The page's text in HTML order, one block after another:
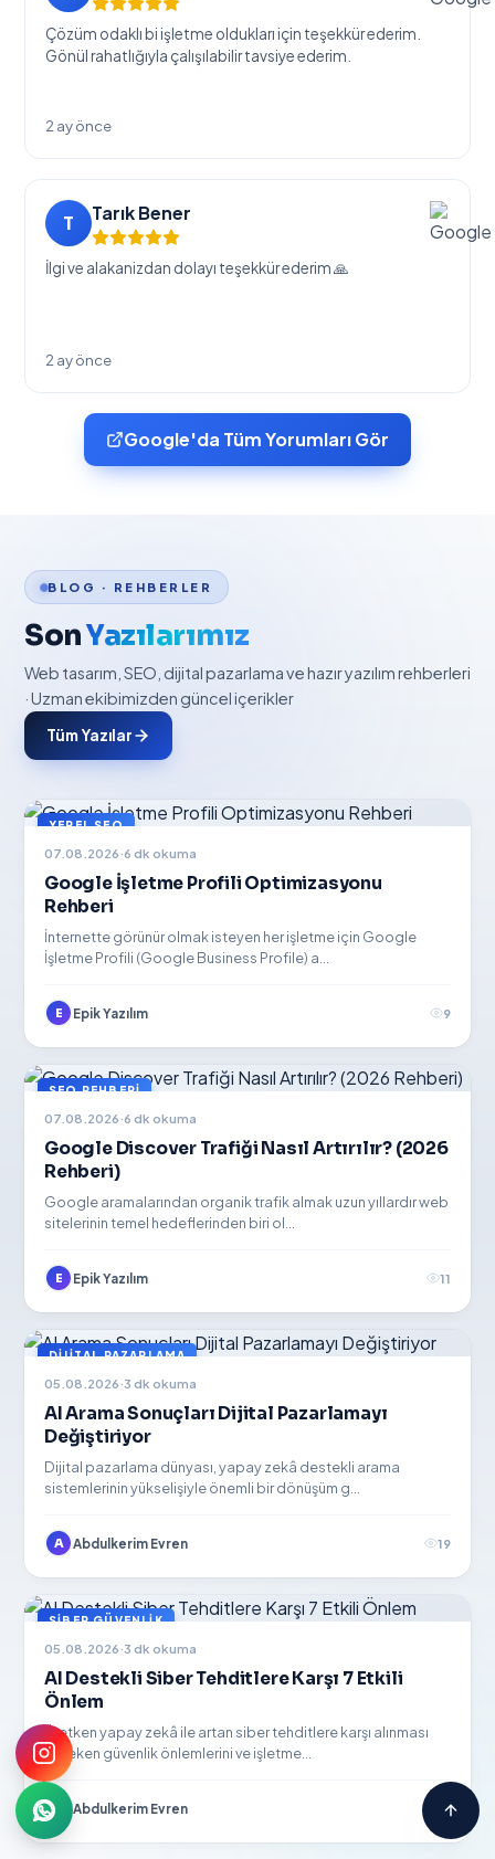
Çözüm odaklı bi işletme oldukları için teşekkür ederim.
Gönül rahatlığıyla çalışılabilir tavsiye ederim.
2 ay önce
T Tarık Bener
İlgi ve alakanizdan dolayı teşekkür ederim 🙏
2 ay önce
Google'da Tüm Yorumları Gör
BLOG · REHBERLER
SonYazılarımız
Web tasarım, SEO, dijital pazarlama ve hazır yazılım rehberleri
· Uzman ekibimizden güncel içerikler
Tüm Yazılar
YEREL SEO
07.08.2026·6 dk okuma
Google İşletme Profili Optimizasyonu
Rehberi
İnternette görünür olmak isteyen her işletme için Google
İşletme Profili (Google Business Profile) a...
E Epik Yazılım 9
SEO REHBERI
07.08.2026·6 dk okuma
Google Discover Trafiği Nasıl Artırılır? (2026
Rehberi)
Google aramalarından organik trafik almak uzun yıllardır web
sitelerinin temel hedeflerinden biri ol...
E Epik Yazılım 11
DIJITAL PAZARLAMA
05.08.2026·3 dk okuma
AI Arama Sonuçları Dijital Pazarlamayı
Değiştiriyor
Dijital pazarlama dünyası, yapay zekâ destekli arama
sistemlerinin yükselişiyle önemli bir dönüşüm g...
A Abdulkerim Evren 19
SIBER GÜVENLIK
05.08.2026·3 dk okuma
AI Destekli Siber Tehditlere Karşı 7 Etkili
Önlem
Üretken yapay zekâ ile artan siber tehditlere karşı alınması
gereken güvenlik önlemlerini ve işletme...
A Abdulkerim Evren 17
EpikAI